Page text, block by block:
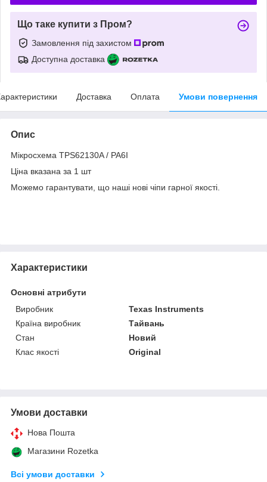
Що таке купити з Пром?
Замовлення під захистом
Доступна доставка
Доставка Оплата Умови повернення
Опис
Мікросхема TPS62130A / PA6I
Ціна вказана за 1 шт
Можемо гарантувати, що наші нові чіпи гарної якості.
Характеристики
Основні атрибути
Виробник
Texas Instruments
Країна виробник
Тайвань
Стан
Новий
Клас якості
Original
Умови доставки
Нова Пошта
Магазини Rozetka
Всі умови доставки